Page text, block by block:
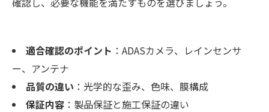
適合確認のポイント ：ADASカメラ、レインセンサ
ー、アンテナ
品質の違い ：光学的な歪み、色味、膜構成
保証内容：製品保証と施工保証の違い